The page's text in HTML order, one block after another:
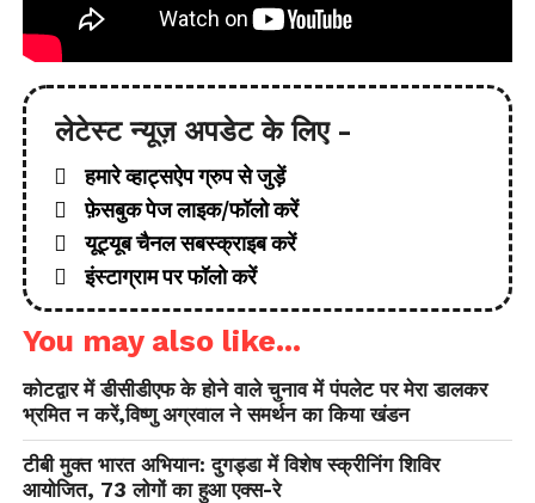
लेटेस्ट न्यूज़ अपडेट के लिए -
हमारे व्हाट्सऐप ग्रुप से जुड़ें
फ़ेसबुक पेज लाइक/फॉलो करें
यूट्यूब चैनल सबस्क्राइब करें
इंस्टाग्राम पर फॉलो करें
You may also like...
कोटद्वार में डीसीडीएफ के होने वाले चुनाव में पंपलेट पर मेरा डालकर
भ्रमित न करें,विष्णु अग्रवाल ने समर्थन का किया खंडन
टीबी मुक्त भारत अभियान: दुगड्डा में विशेष स्क्रीनिंग शिविर
आयोजित, 73 लोगों का हुआ एक्स-रे